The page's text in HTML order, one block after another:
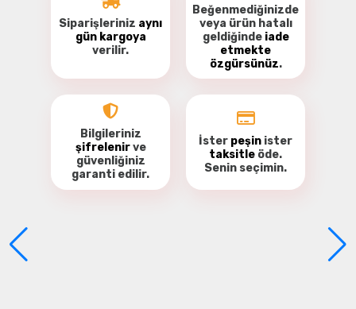
Yorum Yaz
Siparişleriniz aynı
gün kargoya
verilir.
Beğenmediğinizde
veya ürün hatalı
geldiğinde iade
etmekte
özgürsünüz.
Bilgileriniz
şifrelenirve
güvenliğiniz
garanti edilir.
İster peşin ister
taksitle öde.
Senin seçimin.